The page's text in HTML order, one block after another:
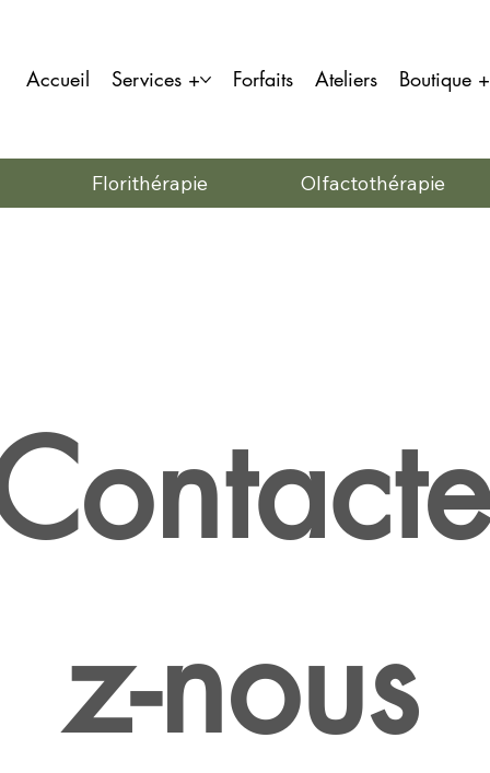
Accueil Services + Forfaits Ateliers Boutique +
Florithérapie Olfactothérapie
Nom de famille
z-nous